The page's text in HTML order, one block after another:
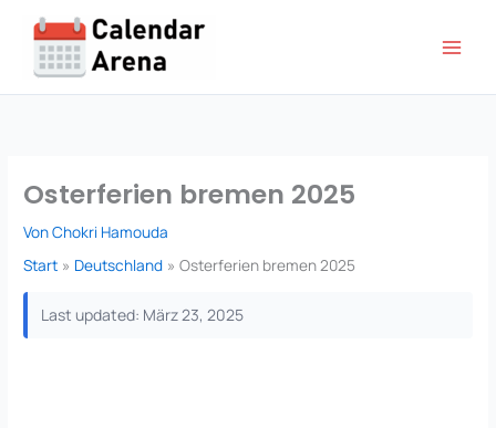
Inhalt
springen
Osterferien bremen 2025
VonChokri Hamouda
Start
Deutschland Osterferien bremen 2025
Last updated: März 23, 2025